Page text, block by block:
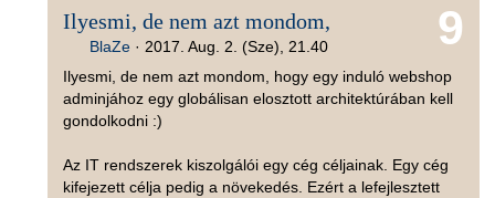
9
Ilyesmi, de nem azt mondom,
BlaZe· 2017. Aug. 2. (Sze), 21.40
Ilyesmi, de nem azt mondom, hogy egy induló webshop
adminjához egy globálisan elosztott architektúrában kell
gondolkodni :)
Az IT rendszerek kiszolgálói egy cég céljainak. Egy cég
kifejezett célja pedig a növekedés. Ezért a lefejlesztett